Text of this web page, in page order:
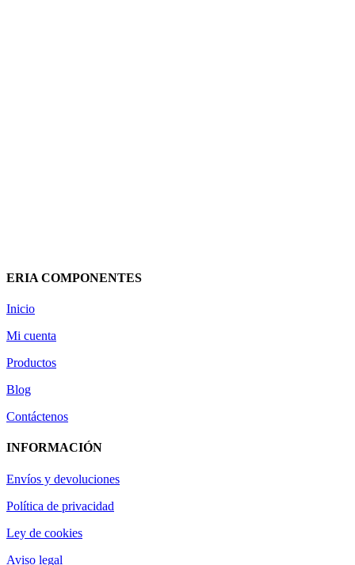
ERIA COMPONENTES
Inicio
Mi cuenta
Productos
Blog
Contáctenos
INFORMACIÓN
Envíos y devoluciones
Política de privacidad
Ley de cookies
Aviso legal